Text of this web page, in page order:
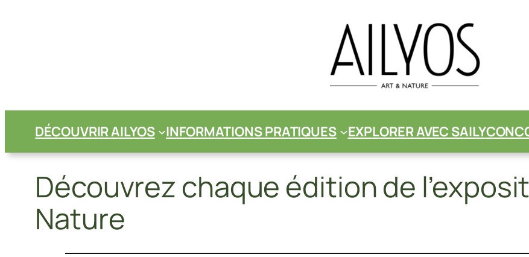
DÉCOUVRIR AILYOS INFORMATIONS PRATIQUES EXPLORER AVEC SAILY
Découvrez chaque édition de
Nature